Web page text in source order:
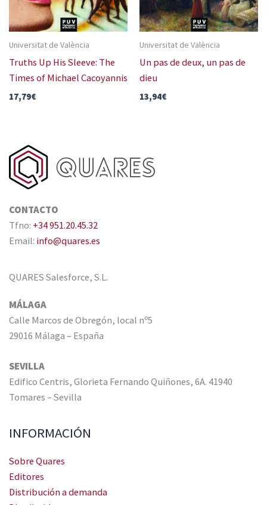
Universitat de València
Truths Up His Sleeve: The
Times of Michael Cacoyannis
17,79€
Universitat de València
Un pas de deux, un pas de
dieu
13,94€
CONTACTO
Tfno: +34 951.20.45.32
Email: info@quares.es
QUARES Salesforce, S.L.
MÁLAGA
Calle Marcos de Obregón, local nº5
29016 Málaga – España
SEVILLA
Edifico Centris, Glorieta Fernando Quiñones, 6A. 41940
Tomares – Sevilla
INFORMACIÓN
Sobre Quares
Editores
Distribución a demanda